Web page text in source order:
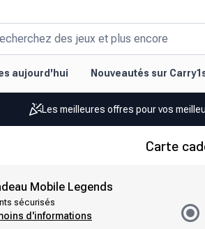
des jeux et plus encore
aujourd'hui Nouveautés sur
Les meilleures offres pour vos
Carte
Mobile Legends
sécurisés
d'informations